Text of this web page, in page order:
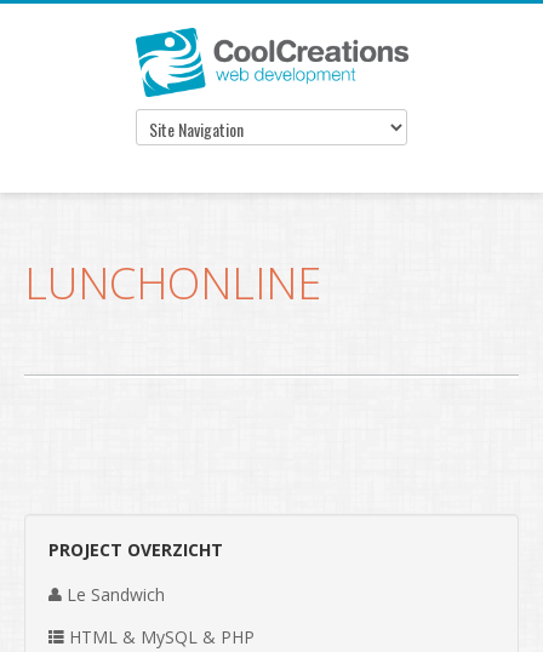
LUNCHONLINE
PROJECT OVERZICHT
Le Sandwich
HTML & MySQL & PHP